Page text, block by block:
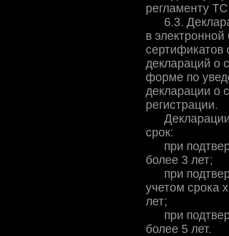
регламенту
6.3.
в
сертификатов
деклараций о
форме по
декларации о
регистрации.
Декларации
срок:
при
более 3 лет;
при
учетом срока
лет;
при
более 5 лет.